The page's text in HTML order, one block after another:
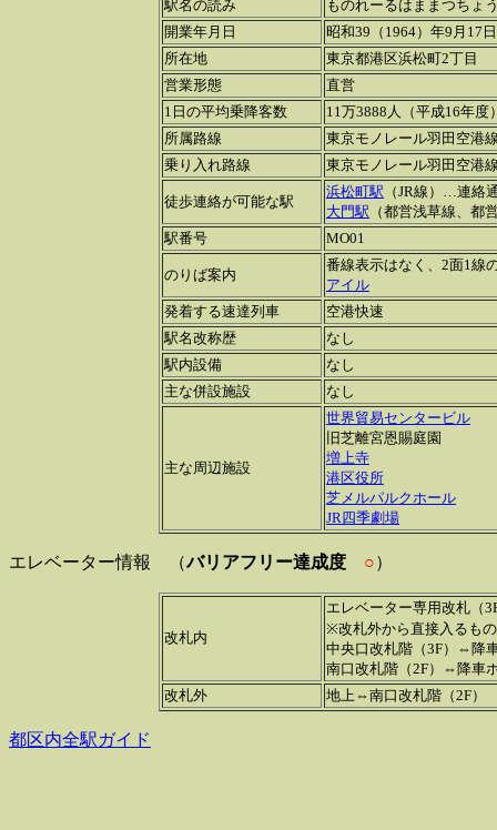
駅名の読み
ものれーるはままつちょ
開業年月日
昭和39（1964）年9月17日
所在地
東京都港区浜松町2丁目
営業形態
直営
1日の平均乗降客数
11万3888人（平成16年度
所属路線
東京モノレール羽田空港
乗り入れ路線
東京モノレール羽田空港
徒歩連絡が可能な駅
浜松町駅 （JR線）…連絡
大門駅 （都営浅草線、都
駅番号
MO01
のりば案内
番線表示はなく、2面1線
アイル
発着する速達列車
空港快速
駅名改称歴
なし
駅内設備
なし
主な併設施設
なし
主な周辺施設
世界貿易センタービル
旧芝離宮恩賜庭園
増上寺
港区役所
芝メルパルクホール
JR四季劇場
エレベーター情報 （バリアフリー達成度 ○）
改札内
エレベーター専用改札（
※改札外から直接入るも
中央口改札階（3F）⇔降
南口改札階（2F）⇔降車
改札外
地上⇔南口改札階（2F）
都区内全駅ガイド